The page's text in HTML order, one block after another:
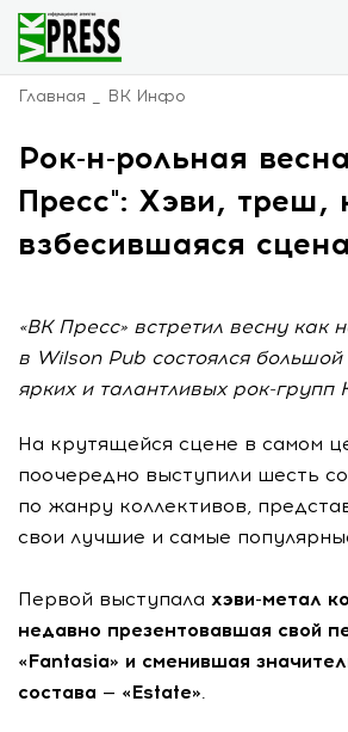
Главная ВК Инфо
Рок-н-рольная
Пресс": Хэви, треш,
взбесившаяся сцена
«ВК Пресс» встретил весну как
в Wilson Pub состоялся
ярких и талантливых рок-групп
На крутящейся сцене в самом
поочередно выступили шесть
по жанру коллективов,
свои лучшие и самые
Первой выступала хэви-метал
недавно презентовавшая свой
«Fantasia» и сменившая
состава — «Estate».